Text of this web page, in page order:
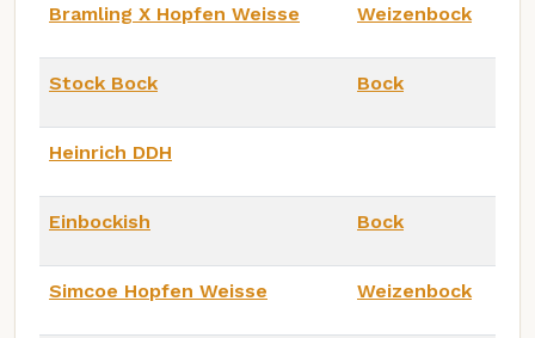
Bramling X Hopfen Weisse Weizenbock
Stock Bock Bock
Heinrich DDH
Einbockish Bock
Simcoe Hopfen Weisse Weizenbock